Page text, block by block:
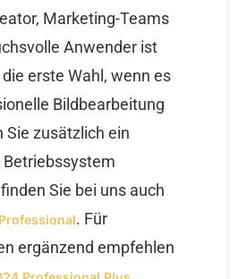
Marketing-Teams
Anwender ist
erste Wahl, wenn es
Bildbearbeitung
Sie zusätzlich ein
Betriebssystem
Sie bei uns auch
. Für
ergänzend empfehlen